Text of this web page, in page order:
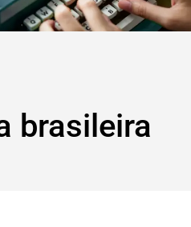
brasileira